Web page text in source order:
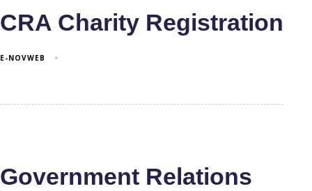
CRA Charity Registration
E-NOVWEB
Government Relations